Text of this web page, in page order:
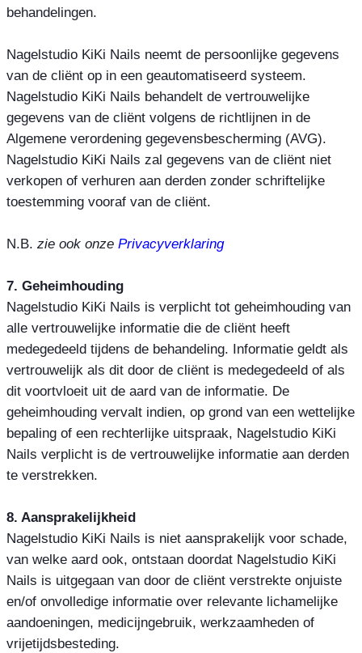
behandelingen.
Nagelstudio KiKi Nails neemt de persoonlijke gegevens
van de cliënt op in een geautomatiseerd systeem.
Nagelstudio KiKi Nails behandelt de vertrouwelijke
gegevens van de cliënt volgens de richtlijnen in de
Algemene verordening gegevensbescherming (AVG).
Nagelstudio KiKi Nails zal gegevens van de cliënt niet
verkopen of verhuren aan derden zonder schriftelijke
toestemming vooraf van de cliënt.
N.B. zie ook onze Privacyverklaring
7. Geheimhouding
Nagelstudio KiKi Nails is verplicht tot geheimhouding van
alle vertrouwelijke informatie die de cliënt heeft
medegedeeld tijdens de behandeling. Informatie geldt als
vertrouwelijk als dit door de cliënt is medegedeeld of als
dit voortvloeit uit de aard van de informatie. De
geheimhouding vervalt indien, op grond van een wettelijke
bepaling of een rechterlijke uitspraak, Nagelstudio KiKi
Nails verplicht is de vertrouwelijke informatie aan derden
te verstrekken.
8. Aansprakelijkheid
Nagelstudio KiKi Nails is niet aansprakelijk voor schade,
van welke aard ook, ontstaan doordat Nagelstudio KiKi
Nails is uitgegaan van door de cliënt verstrekte onjuiste
en/of onvolledige informatie over relevante lichamelijke
aandoeningen, medicijngebruik, werkzaamheden of
vrijetijdsbesteding.